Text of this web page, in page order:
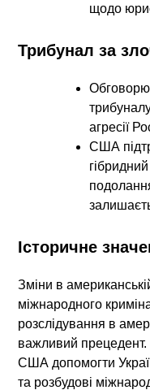
щодо
Трибунал за
агресії
США
Історичне
Зміни в
міжнародного
розслідування в
важливий
США допомогти
та розбудові